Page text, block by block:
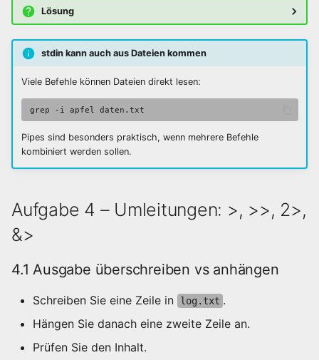
Lösung
stdin kann auch aus Dateien kommen
Viele Befehle können Dateien direkt lesen:
grep -i apfel
Pipes sind besonders praktisch, wenn mehrere Befehle
kombiniert werden sollen.
Aufgabe 4 – Umleitungen: >, >>, 2>,
&>
4.1 Ausgabe überschreiben vs anhängen
Schreiben Sie eine Zeile in log.txt .
Hängen Sie danach eine zweite Zeile an.
Prüfen Sie den Inhalt.